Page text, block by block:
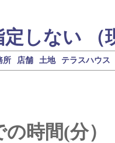
しない （
所 店舗 土地 テラスハウス
時間(分）